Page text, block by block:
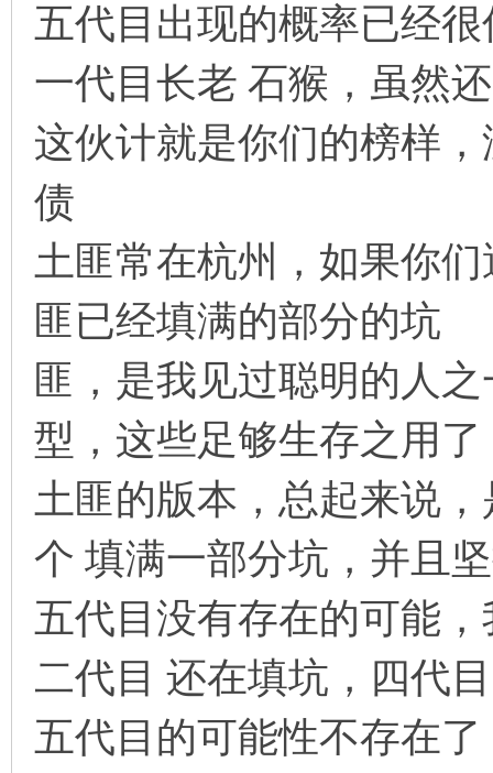
五代目出现的概率已经很
一代目长老 石猴，虽然
这伙计就是你们的榜样
债
土匪常在杭州，如果你
匪已经填满的部分的坑
匪，是我见过聪明的人
型，这些足够生存之用了
土匪的版本，总起来说
个 填满一部分坑，并且
五代目没有存在的可能
二代目 还在填坑，四代
五代目的可能性不存在了